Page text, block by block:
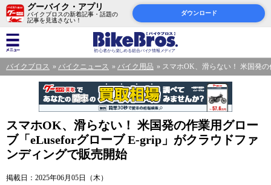
グーバイク・アプリ
バイクブロスの新着記事・話題の
記事を見逃さない！
ダウンロード
バイクブロス バイクニュース バイク用品 スマホOK、滑らない！ 米国発
スマホOK、滑らない！ 米国発の作業用グロー
ブ「eLuseforグローブ E-grip」がクラウドファ
ンディングで販売開始
掲載日：2025年06月05日（木）